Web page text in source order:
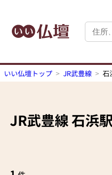
いい仏壇トップ JR武豊線 石
JR武豊線石浜